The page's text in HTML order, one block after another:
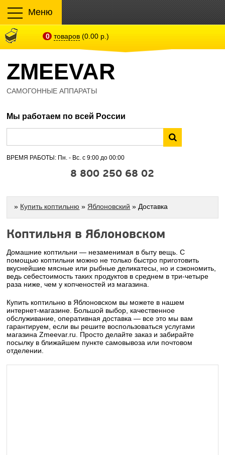
Меню
0 товаров (0.00 р.)
ZMEEVAR
САМОГОННЫЕ АППАРАТЫ
Мы работаем по всей России
ВРЕМЯ РАБОТЫ: Пн. - Вс. с 9:00 до 00:00
8 800 250 68 02
» Купить коптильню » Яблоновский » Доставка
Коптильня в Яблоновском
Домашние коптильни — незаменимая в быту вещь. С
помощью коптильни можно не только быстро приготовить
вкуснейшие мясные или рыбные деликатесы, но и сэкономить,
ведь себестоимость таких продуктов в среднем в три-четыре
раза ниже, чем у копченостей из магазина.
Купить коптильню в Яблоновском вы можете в нашем
интернет-магазине. Большой выбор, качественное
обслуживание, оперативная доставка — все это мы вам
гарантируем, если вы решите воспользоваться услугами
магазина Zmeevar.ru. Просто делайте заказ и забирайте
посылку в ближайшем пункте самовывоза или почтовом
отделении.